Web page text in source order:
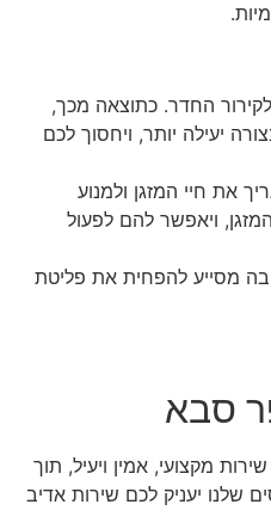
לקירור החדר. כתוצאה מכך,
יעילה יותר, ויחסוך לכם
את חיי המזגן ולמנוע
ויאפשר להם לפעול
מסייע להפחית את פליטת
סבא
מקצועי, אמין ויעיל, תוך
שלנו יעניק לכם שירות אדיב